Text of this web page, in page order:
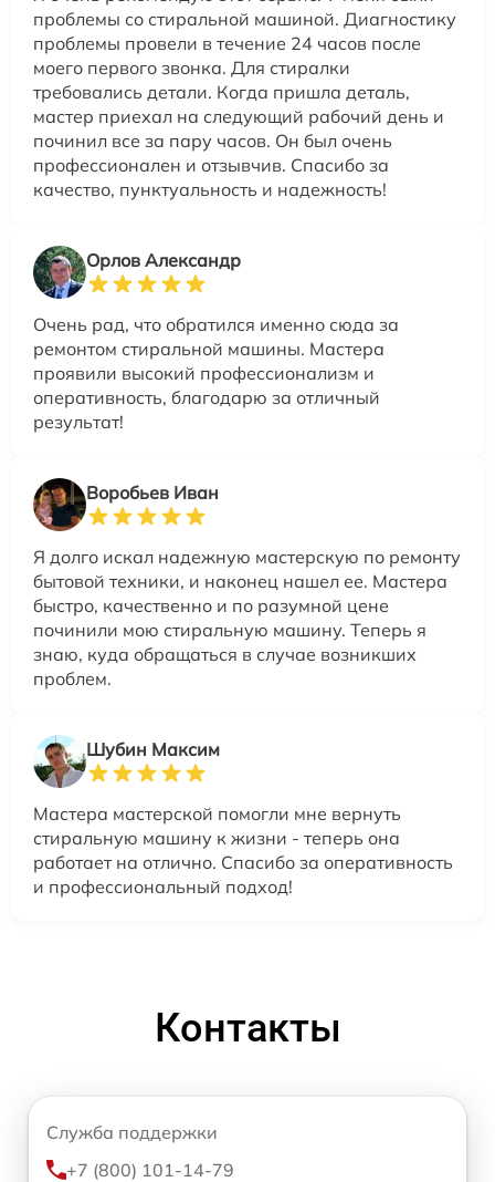
проблемы со стиральной машиной. Диагностику
проблемы провели в течение 24 часов после
моего первого звонка. Для стиралки
требовались детали. Когда пришла деталь,
мастер приехал на следующий рабочий день и
починил все за пару часов. Он был очень
профессионален и отзывчив. Спасибо за
качество, пунктуальность и надежность!
Орлов Александр
Очень рад, что обратился именно сюда за
ремонтом стиральной машины. Мастера
проявили высокий профессионализм и
оперативность, благодарю за отличный
результат!
Воробьев Иван
Я долго искал надежную мастерскую по ремонту
бытовой техники, и наконец нашел ее. Мастера
быстро, качественно и по разумной цене
починили мою стиральную машину. Теперь я
знаю, куда обращаться в случае возникших
проблем.
Шубин Максим
Мастера мастерской помогли мне вернуть
стиральную машину к жизни - теперь она
работает на отлично. Спасибо за оперативность
и профессиональный подход!
Контакты
Служба поддержки
+7 (800) 101-14-79